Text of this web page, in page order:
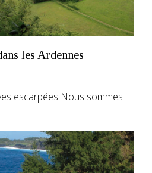
les Ardennes
escarpées Nous sommes